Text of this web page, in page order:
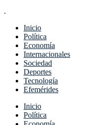
.
Inicio
Política
Economía
Internacionales
Sociedad
Deportes
Tecnología
Efemérides
Menu
Inicio
Política